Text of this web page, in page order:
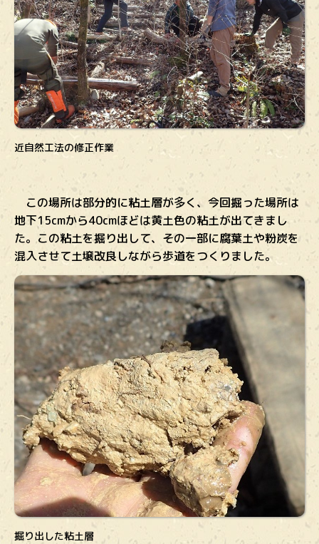
近自然工法の修正作業
この場所は部分的に粘土層が多く、今回掘った場所は
地下15cmから40cmほどは黄土色の粘土が出てきまし
た。この粘土を掘り出して、その一部に腐葉土や粉炭を
混入させて土壌改良しながら歩道をつくりました。
掘り出した粘土層